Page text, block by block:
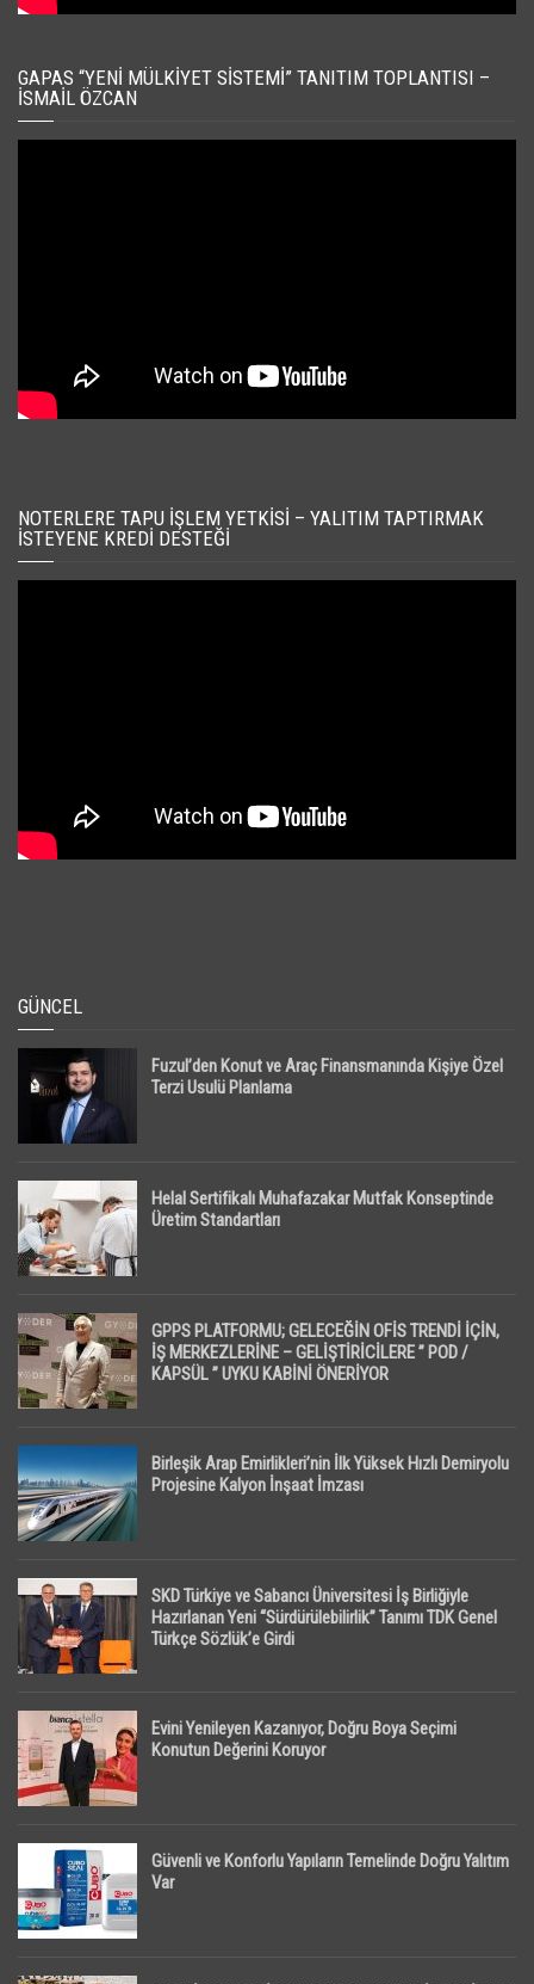
GAPAS “YENI MÜLKIYET SISTEMI” TANITIM TOPLANTISI –
İSMAIL ÖZCAN
NOTERLERE TAPU İŞLEM YETKISI – YALITIM TAPTIRMAK
İSTEYENE KREDI DESTEĞI
GÜNCEL
Fuzul’den Konut ve Araç Finansmanında Kişiye Özel
Terzi Usulü Planlama
Helal Sertifikalı Muhafazakar Mutfak Konseptinde
Üretim Standartları
GPPS PLATFORMU; GELECEĞİN OFİS TRENDİ İÇİN,
İŞ MERKEZLERİNE – GELİŞTİRİCİLERE ” POD /
KAPSÜL ” UYKU KABİNİ ÖNERİYOR
Birleşik Arap Emirlikleri’nin İlk Yüksek Hızlı Demiryolu
Projesine Kalyon İnşaat İmzası
SKD Türkiye ve Sabancı Üniversitesi İş Birliğiyle
Hazırlanan Yeni “Sürdürülebilirlik” Tanımı TDK Genel
Türkçe Sözlük’e Girdi
Evini Yenileyen Kazanıyor, Doğru Boya Seçimi
Konutun Değerini Koruyor
Güvenli ve Konforlu Yapıların Temelinde Doğru Yalıtım
Var